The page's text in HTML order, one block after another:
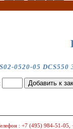
0520-05
: +7 (495) 984-51-05,